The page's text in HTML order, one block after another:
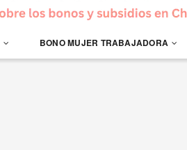
BONO MUJER TRABAJADORA